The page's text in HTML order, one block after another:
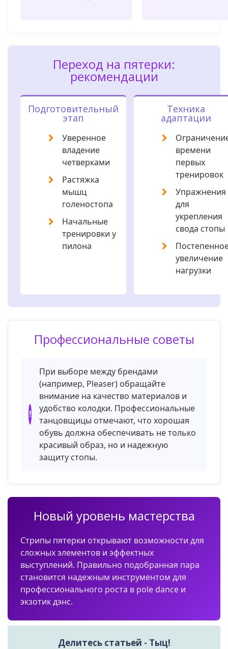
Переход на пятерки:
рекомендации
Подготовительный
этап
Уверенное
владение
четверками
Растяжка
мышц
голеностопа
Начальные
тренировки у
пилона
Техника
адаптации
времени
первых
тренировок
Упражнения
для
укрепления
свода стопы
увеличение
нагрузки
Профессиональные советы
!
При выборе между брендами
(например, Pleaser) обращайте
внимание на качество материалов и
удобство колодки. Профессиональные
танцовщицы отмечают, что хорошая
обувь должна обеспечивать не только
красивый образ, но и надежную
защиту стопы.
Новый уровень мастерства
Стрипы пятерки открывают возможности для
сложных элементов и эффектных
выступлений. Правильно подобранная пара
становится надежным инструментом для
профессионального роста в pole dance и
экзотик дэнс.
Делитесь статьей - Тыц!